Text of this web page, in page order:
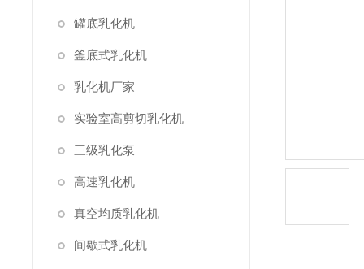
罐底乳化机
釜底式乳化机
乳化机厂家
实验室高剪切乳化机
三级乳化泵
高速乳化机
真空均质乳化机
间歇式乳化机